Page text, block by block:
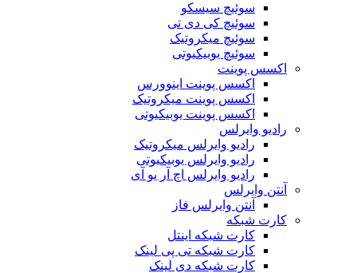
سوئیچ سیسکو
سوئیچ کی دی تی
سوئیچ میکروتیک
سوئیچ یوبیکیوتی
اکسس پوینت
اکسس پوینت اینوورس
اکسس پوینت میکروتیک
اکسس پوینت یوبیکیوتی
رادیو وایرلس
رادیو وایرلس میکروتیک
رادیو وایرلس یوبیکیوتی
رادیو وایرلس اچ آر یو آی
آنتن وایرلس
آنتن وایرلس فاز
کارت شبکه
کارت شبکه اینتل
کارت شبکه تی پی لینک
کارت شبکه دی لینک